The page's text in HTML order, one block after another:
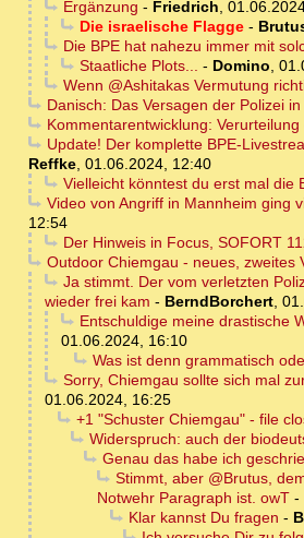
Ergänzung - Friedrich,
Die israelische Flagge-
Die BPE hat nahezu immer mit
Staatliche Plots... - Domino,
Wenn @Ashitakas Vermutung
Danisch: Das Versagen der Polizei
Kommentarentwicklung: Verurteilung
Update! Der komplette BPE-
Reffke, 01.06.2024, 12:40
Vielleicht könntest du erst mal die
Video von Angriff in Mannheim ging
12:54
Der Hinweis in Focus, SOFORT
Outdoor Chiemgau - neues, zweites
Ja stimmt. Der vom verletzten
wieder frei kam - BerndBorchert,
Entschuldige meine drastische
01.06.2024, 16:10
Was ist denn grammatisch
Sorry, Chiemgau sollte sich mal
01.06.2024, 16:25
+1 "Schuster Chiemgau" - file
Widerspruch: auch der
Genau das habe ich
Stimmt, aber @Brutus,
Notwehr Paragraph ist. owT -
Klar kannst Du fragen -